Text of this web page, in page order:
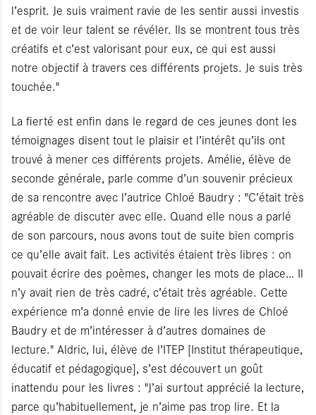
l’esprit. Je suis vraiment ravie de les sentir aussi investis
et de voir leur talent se révéler. Ils se montrent tous très
créatifs et c’est valorisant pour eux, ce qui est aussi
notre objectif à travers ces différents projets. Je suis très
touchée."
La fierté est enfin dans le regard de ces jeunes dont les
témoignages disent tout le plaisir et l’intérêt qu’ils ont
trouvé à mener ces différents projets. Amélie, élève de
seconde générale, parle comme d’un souvenir précieux
de sa rencontre avec l’autrice Chloé Baudry : "C’était très
agréable de discuter avec elle. Quand elle nous a parlé
de son parcours, nous avons tout de suite bien compris
ce qu’elle avait fait. Les activités étaient très libres : on
pouvait écrire des poèmes, changer les mots de place… Il
n’y avait rien de très cadré, c’était très agréable. Cette
expérience m’a donné envie de lire les livres de Chloé
Baudry et de m’intéresser à d’autres domaines de
lecture." Aldric, lui, élève de l’ITEP [Institut thérapeutique,
éducatif et pédagogique], s’est découvert un goût
inattendu pour les livres : "J’ai surtout apprécié la lecture,
parce qu’habituellement, je n’aime pas trop lire. Et la